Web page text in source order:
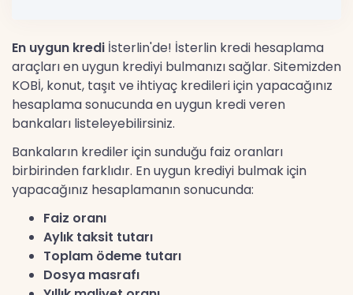
En uygun kredi İsterlin'de! İsterlin kredi hesaplama
araçları en uygun krediyi bulmanızı sağlar. Sitemizden
KOBİ, konut, taşıt ve ihtiyaç kredileri için yapacağınız
hesaplama sonucunda en uygun kredi veren
bankaları listeleyebilirsiniz.
Bankaların krediler için sunduğu faiz oranları
birbirinden farklıdır. En uygun krediyi bulmak için
yapacağınız hesaplamanın sonucunda:
Faiz oranı
Aylık taksit tutarı
Toplam ödeme tutarı
Dosya masrafı